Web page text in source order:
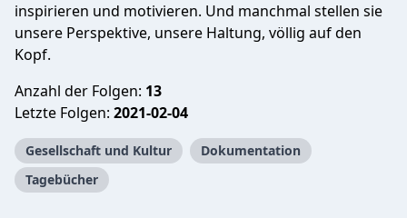
inspirieren und motivieren. Und manchmal stellen sie
unsere Perspektive, unsere Haltung, völlig auf den
Kopf.
Anzahl der Folgen: 13
Letzte Folgen: 2021-02-04
Gesellschaft und Kultur
Dokumentation
Tagebücher